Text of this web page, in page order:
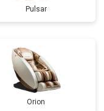
Pulsar
Orion